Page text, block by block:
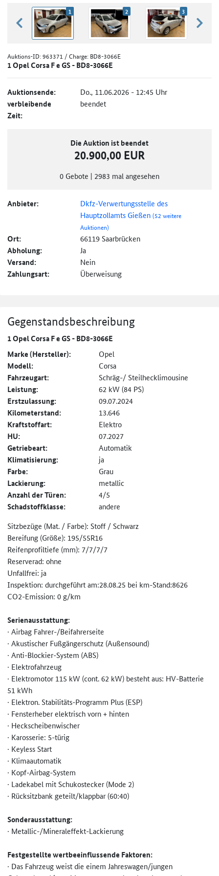
zurück blättern
1 2 3
Auktions-ID:963371 / Charge: BD8-3066E
1 Opel Corsa F e GS - BD8-3066E
Auktionsende: Do., 11.06.2026 - 12:45 Uhr
verbleibende
Zeit:
beendet
Die Auktion ist beendet
20.900,00 EUR
0 Gebote | 2983 mal angesehen
Anbieter:
Dkfz-Verwertungsstelle des
Hauptzollamts Gießen(52 weitere
Auktionen)
Ort: 66119 Saarbrücken
Abholung: Ja
Versand: Nein
Zahlungsart: Überweisung
Gegenstandsbeschreibung
1 Opel Corsa F e GS - BD8-3066E
Marke (Hersteller):
Opel
Modell: Corsa
Fahrzeugart: Schräg-/ Steilhecklimousine
Leistung: 62 kW (84 PS)
Erstzulassung: 09.07.2024
Kilometerstand: 13.646
Kraftstoffart: Elektro
HU: 07.2027
Getriebeart: Automatik
Klimatisierung: ja
Farbe: Grau
Lackierung: metallic
Anzahl der Türen: 4/5
Schadstoffklasse:
andere
Sitzbezüge (Mat. / Farbe): Stoff / Schwarz
Bereifung (Größe): 195/55R16
Reifenprofiltiefe (mm): 7/7/7/7
Reserverad: ohne
Unfallfrei: ja
Inspektion: durchgeführt am:28.08.25 bei km-Stand:8626
CO2-Emission: 0 g/km
Serienausstattung:
· Airbag Fahrer-/Beifahrerseite
· Akustischer Fußgängerschutz (Außensound)
· Anti-Blockier-System (ABS)
· Elektrofahrzeug
· Elektromotor 115 kW (cont. 62 kW) besteht aus: HV-Batterie
51 kWh
· Elektron. Stabilitäts-Programm Plus (ESP)
· Fensterheber elektrisch vorn + hinten
· Heckscheibenwischer
· Karosserie: 5-türig
· Keyless Start
· Klimaautomatik
· Kopf-Airbag-System
· Ladekabel mit Schukostecker (Mode 2)
· Rücksitzbank geteilt/klappbar (60:40)
Sonderausstattung:
· Metallic-/Mineraleffekt-Lackie­rung
Festgestellte wertbeeinflussende Faktoren:
· Das Fahrzeug weist die einem Jahreswagen/jungen